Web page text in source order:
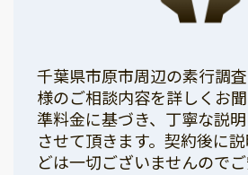
千葉県市原市周辺の素行調
様のご相談内容を詳しくお
準料金に基づき、丁寧な説
させて頂きます。契約後に
どは一切ございませんのでご